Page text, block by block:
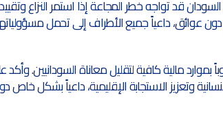
قد تواجه خطر المجاعة إذا استمر النزاع
عوائق، داعياً جميع الأطراف إلى تحمل
مالية كافية لتقليل معاناة السودانيين. وأكد
وتعزيز الاستجابة الإقليمية، داعياً بشكل خاص